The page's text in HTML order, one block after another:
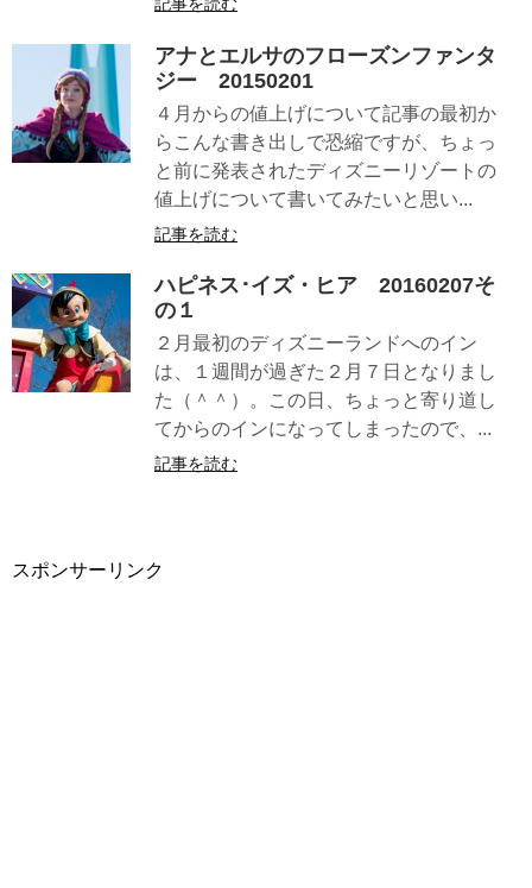
記事を読む
アナとエルサのフローズンファンタ
ジー 20150201
４月からの値上げについて記事の最初か
らこんな書き出しで恐縮ですが、ちょっ
と前に発表されたディズニーリゾートの
値上げについて書いてみたいと思い...
記事を読む
ハピネス･イズ・ヒア 20160207そ
の１
２月最初のディズニーランドへのイン
は、１週間が過ぎた２月７日となりまし
た（＾＾）。この日、ちょっと寄り道し
てからのインになってしまったので、...
記事を読む
スポンサーリンク